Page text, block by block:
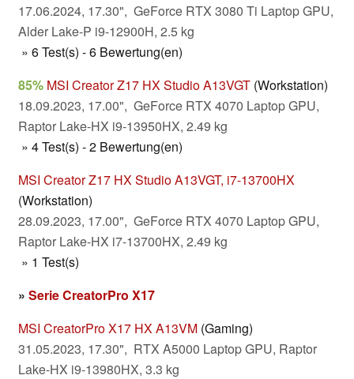
17.06.2024, 17.30", GeForce RTX 3080 Ti Laptop GPU,
Alder Lake-P i9-12900H, 2.5 kg
» 6 Test(s) - 6 Bewertung(en)
85% MSI Creator Z17 HX Studio A13VGT (Workstation)
18.09.2023, 17.00", GeForce RTX 4070 Laptop GPU,
Raptor Lake-HX i9-13950HX, 2.49 kg
» 4 Test(s) - 2 Bewertung(en)
MSI Creator Z17 HX Studio A13VGT, i7-13700HX
(Workstation)
28.09.2023, 17.00", GeForce RTX 4070 Laptop GPU,
Raptor Lake-HX i7-13700HX, 2.49 kg
» 1 Test(s)
» Serie CreatorPro X17
MSI CreatorPro X17 HX A13VM (Gaming)
31.05.2023, 17.30", RTX A5000 Laptop GPU, Raptor
Lake-HX i9-13980HX, 3.3 kg